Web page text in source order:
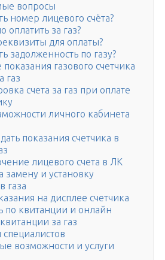
вопросы
номер лицевого счёта?
оплатить за газ?
для оплаты?
задолженность по газу?
газового счетчика
газ
счета за газ при оплате
личного кабинета
показания счетчика в
лицевого счета в ЛК
замену и установку
газа
на дисплее счетчика
по квитанции и онлайн
за газ
возможности и услуги